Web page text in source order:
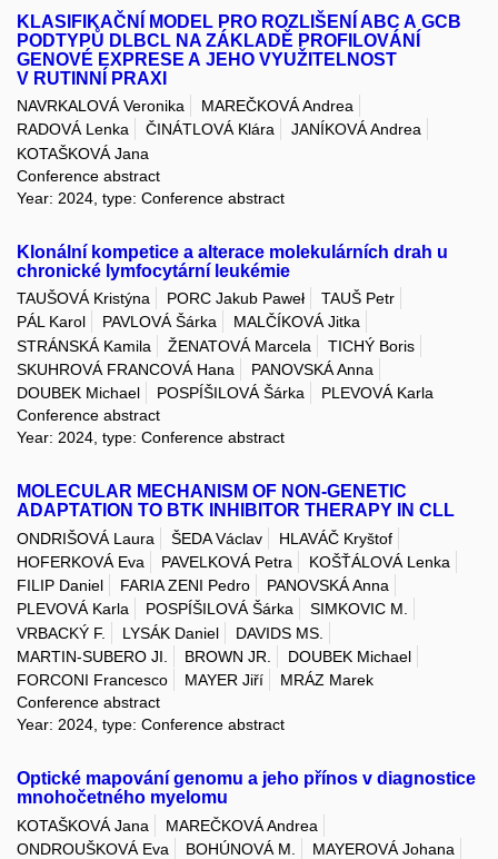
KLASIFIKAČNÍ MODEL PRO ROZLIŠENÍ ABC A GCB
PODTYPŮ DLBCL NA ZÁKLADĚ PROFILOVÁNÍ
GENOVÉ EXPRESE A JEHO VYUŽITELNOST
V RUTINNÍ PRAXI
NAVRKALOVÁ Veronika
MAREČKOVÁ Andrea
RADOVÁ Lenka
ČINÁTLOVÁ Klára
JANÍKOVÁ Andrea
KOTAŠKOVÁ Jana
Conference abstract
Year: 2024, type: Conference abstract
Klonální kompetice a alterace molekulárních drah u
chronické lymfocytární leukémie
TAUŠOVÁ Kristýna PORC Jakub Paweł
TAUŠ Petr
PÁL Karol
PAVLOVÁ Šárka
MALČÍKOVÁ Jitka
STRÁNSKÁ Kamila
ŽENATOVÁ Marcela
TICHÝ Boris
SKUHROVÁ FRANCOVÁ Hana
PANOVSKÁ Anna
DOUBEK Michael
POSPÍŠILOVÁ Šárka
PLEVOVÁ Karla
Conference abstract
Year: 2024, type: Conference abstract
MOLECULAR MECHANISM OF NON-GENETIC
ADAPTATION TO BTK INHIBITOR THERAPY IN CLL
ONDRIŠOVÁ Laura ŠEDA Václav
HLAVÁČ Kryštof
HOFERKOVÁ Eva
PAVELKOVÁ Petra
KOŠŤÁLOVÁ Lenka
FILIP Daniel
FARIA ZENI Pedro
PANOVSKÁ Anna
PLEVOVÁ Karla
POSPÍŠILOVÁ Šárka
SIMKOVIC M.
VRBACKÝ F.
LYSÁK Daniel
DAVIDS MS.
MARTIN-SUBERO JI.
BROWN JR.
DOUBEK Michael
FORCONI Francesco
MAYER Jiří
MRÁZ Marek
Conference abstract
Year: 2024, type: Conference abstract
Optické mapování genomu a jeho přínos v diagnostice
mnohočetného myelomu
KOTAŠKOVÁ Jana
MAREČKOVÁ Andrea
ONDROUŠKOVÁ Eva
BOHÚNOVÁ M.
MAYEROVÁ Johana